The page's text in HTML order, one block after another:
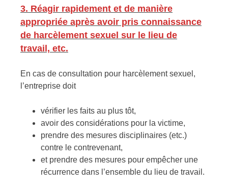
3. Réagir rapidement et de manière
appropriée après avoir pris connaissance
de harcèlement sexuel sur le lieu de
travail, etc.
En cas de consultation pour harcèlement sexuel,
l’entreprise doit
vérifier les faits au plus tôt,
avoir des considérations pour la victime,
prendre des mesures disciplinaires (etc.)
contre le contrevenant,
et prendre des mesures pour empêcher une
récurrence dans l’ensemble du lieu de travail.